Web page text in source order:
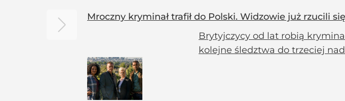
Mroczny kryminał trafił do Polski. Widzowie już rzucili
Brytyjczycy od lat robią
kolejne śledztwa do trzeciej